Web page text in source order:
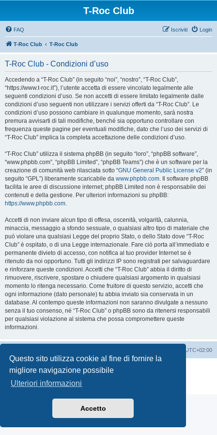
Questo sito utilizza cookie al fine di fornire la
migliore navigazione possibile
Ulteriori informazioni
Accetto
T-Roc Club
FAQ Login
Iscriviti
T-Roc Club T-Roc Club
T-Roc Club - Condizioni d’uso
Accedendo a “T-Roc Club” (in seguito “noi”, “nostro”, “T-Roc Club”,
“https://www.t-roc.it”), l’utente accetta di essere vincolato legalmente alle
seguenti condizioni d’uso. Se non accetti di essere limitato legalmente dalle
condizioni d’uso seguenti non utilizzare i servizi offerti da “T-Roc Club”. Le
condizioni d’uso possono cambiare in qualunque momento, sarà nostra
premura avvisarti di tali modifiche, benché sia opportuno controllare con
frequenza queste pagine per eventuali modifiche, dato che l’uso dei servizi di
“T-Roc Club” implica la completa accettazione delle condizioni d’uso.
“T-Roc Club” utilizza il sistema phpBB (in seguito “loro”, “phpBB software”,
“www.phpbb.com”, “phpBB Limited”, “phpBB Teams”) che è un software per la
creazione di comunità web rilasciata sotto “GNU General Public License v2” (in
seguito “GPL”) liberamente scaricabile da www.phpbb.com. Il software phpBB
facilita le aree di discussione internet; phpBB Limited non è responsabile dei
contenuti e della gestione. Per ulteriori informazioni su phpBB:
https://www.phpbb.com.
Accetti di non inviare alcun tipo di offesa, oscenità, volgarità, calunnia,
minaccia, messaggio a sfondo sessuale, o qualsiasi altro tipo di materiale che
può violare una qualsiasi Legge del proprio Stato, o dello Stato dove “T-Roc
Club” è ospitato, o di una Legge internazionale. Fare ciò porta all’immediato e
permanente divieto di accesso, con notifica al tuo provider Internet se è
ritenuto da noi opportuno. Tutti gli indirizzi IP sono registrati per salvaguardare
e rinforzare queste condizioni. Accetti che “T-Roc Club” abbia il diritto di
rimuovere, riscrivere, spostare o chiudere qualsiasi argomento in qualsiasi
momento lo ritenga necessario. Come fruitore di questo servizio, accetti che
ogni informazione (dato personale) tu abbia inviato sia conservata in un
database. Al contempo queste informazioni non saranno divulgate a nessuno
senza il tuo consenso, né “T-Roc Club” o phpBB sono da ritenersi responsabili
per qualsiasi violazione al sistema che possa compromettere queste
informazioni.
UTC+02:00
Creato da
® Forum Software © phpBB Limited
Traduzione Italiana